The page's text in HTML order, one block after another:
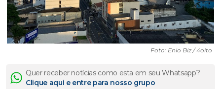
Foto: Enio Biz / 4oito
Quer receber notícias como esta em seu Whatsapp?
Clique aqui e entre para nosso grupo